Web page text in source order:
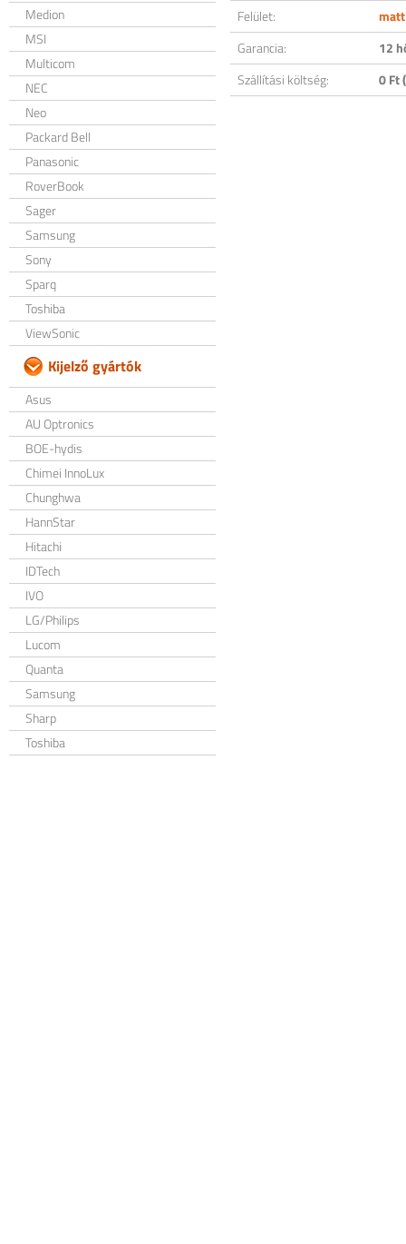
Medion
MSI
Multicom
NEC
Neo
Packard Bell
Panasonic
RoverBook
Sager
Samsung
Sony
Sparq
Toshiba
ViewSonic
Kijelző gyártók
Asus
AU Optronics
BOE-hydis
Chimei InnoLux
Chunghwa
HannStar
Hitachi
IDTech
IVO
LG/Philips
Lucom
Quanta
Samsung
Sharp
Toshiba
Felület:
matt
Garancia:
12
Szállítási költség:
0 Ft